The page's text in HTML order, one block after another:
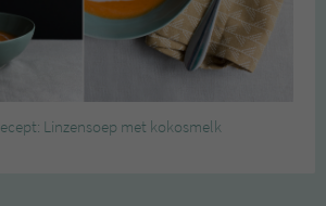
Linzensoep met kokosmelk